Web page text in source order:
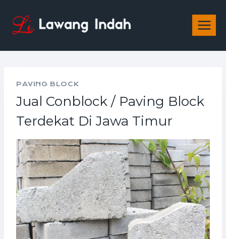
PAVING BLOCK
Jual Conblock / Paving Block
Terdekat Di Jawa Timur